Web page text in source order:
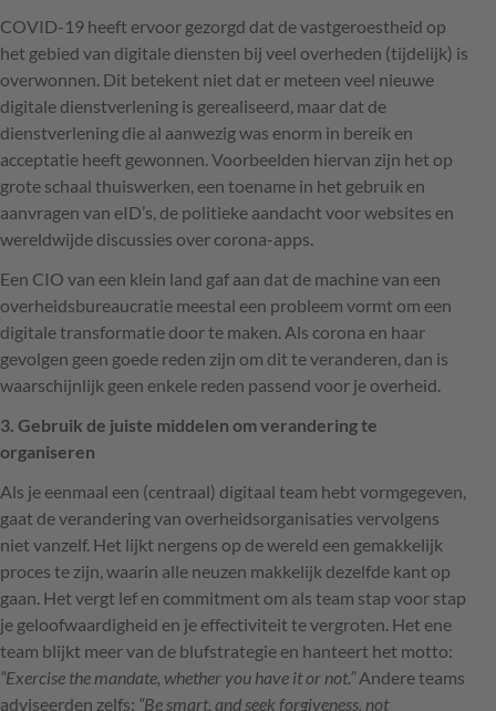
COVID-19 heeft ervoor gezorgd dat de vastgeroestheid op
het gebied van digitale diensten bij veel overheden (tijdelijk) is
overwonnen. Dit betekent niet dat er meteen veel nieuwe
digitale dienstverlening is gerealiseerd, maar dat de
dienstverlening die al aanwezig was enorm in bereik en
acceptatie heeft gewonnen. Voorbeelden hiervan zijn het op
grote schaal thuiswerken, een toename in het gebruik en
aanvragen van eID’s, de politieke aandacht voor websites en
wereldwijde discussies over corona-apps.
Een CIO van een klein land gaf aan dat de machine van een
overheidsbureaucratie meestal een probleem vormt om een
digitale transformatie door te maken. Als corona en haar
gevolgen geen goede reden zijn om dit te veranderen, dan is
waarschijnlijk geen enkele reden passend voor je overheid.
3. Gebruik de juiste middelen om verandering te
organiseren
Als je eenmaal een (centraal) digitaal team hebt vormgegeven,
gaat de verandering van overheidsorganisaties vervolgens
niet vanzelf. Het lijkt nergens op de wereld een gemakkelijk
proces te zijn, waarin alle neuzen makkelijk dezelfde kant op
gaan. Het vergt lef en commitment om als team stap voor stap
je geloofwaardigheid en je effectiviteit te vergroten. Het ene
team blijkt meer van de blufstrategie en hanteert het motto:
“Exercise the mandate, whether you have it or not.”Andere teams
adviseerden zelfs: “Be smart, and seek forgiveness, not